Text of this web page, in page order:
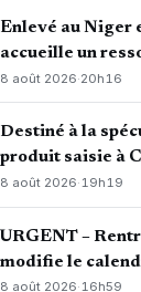
Enlevé au Niger
accueille un
8 août 2026·20h16
Destiné à la
produit saisie à
8 août 2026·19h19
URGENT –
modifie le
8 août 2026·16h59